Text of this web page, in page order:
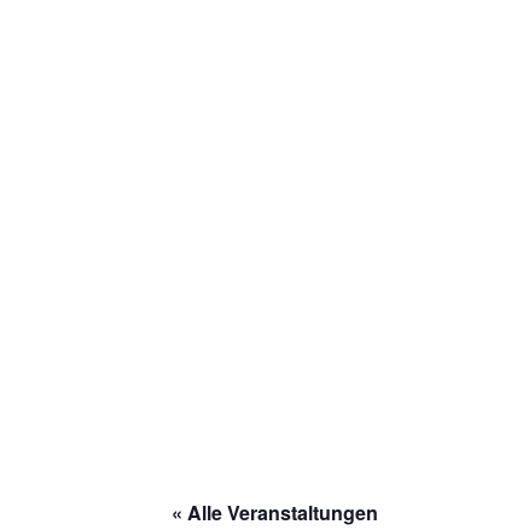
« Alle Veranstaltungen